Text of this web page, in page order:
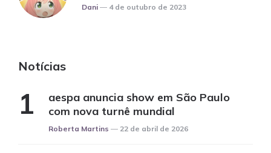
Posted
Dani 4 de outubro de 2023
Notícias
aespa anuncia show em São Paulo
com nova turnê mundial
Posted
Roberta Martins 22 de abril de 2026